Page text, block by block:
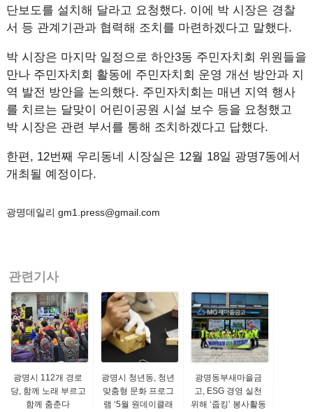
단보도를 설치해 달라고 요청했다. 이에 박 시장은 경찰
서 등 관계기관과 협력해 조치를 마련하겠다고 말했다.
박 시장은 마지막 일정으로 하안3동 주민자치회 위원들을
만나 주민자치회 활동에 주민자치회 운영 개선 방안과 지
역 발전 방안을 논의했다. 주민자치회는 매년 지역 행사
를 치르는 달맞이 어린이공원 시설 보수 등을 요청했고
박 시장은 관련 부서를 통해 조치하겠다고 답했다.
한편, 12번째 우리동네 시장실은 12월 18일 광명7동에서
개최될 예정이다.
광명데일리 gm1.press@gmail.com
관련기사
광명시 112개 경로
당, 함께 노래 부르고
함께 춤춘다
광명시 청년동, 청년
맞춤형 문화 프로그
램 ‘5월 원데이클래
광명동부새마을금
고, ESG 경영 실천
위해 ‘줍킹’ 봉사활동